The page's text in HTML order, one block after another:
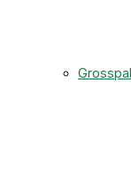
Grosspal